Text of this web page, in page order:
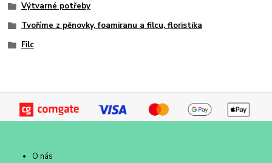
Výtvarné potřeby
Tvoříme z pěnovky, foamiranu a filcu, floristika
Filc
O nás